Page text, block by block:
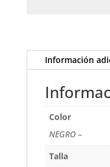
Información
Color
NEGRO –
Talla